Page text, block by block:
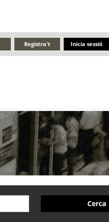
Inicia sessió
Registra't
Cerca